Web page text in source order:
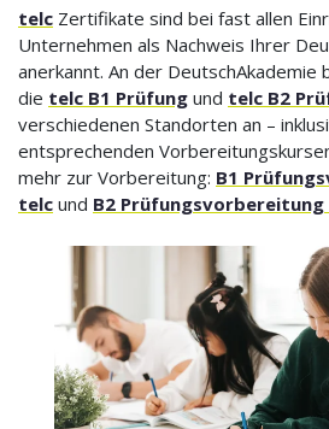
telc Zertifikate sind bei fast allen
Unternehmen als Nachweis Ihrer
anerkannt. An der DeutschAkademie
die telc B1 Prüfung und telc B2
verschiedenen Standorten an –
entsprechenden
mehr zur Vorbereitung: B1
telc und B2